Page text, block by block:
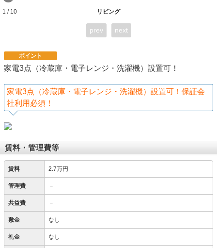
リビング
1 / 10
prev next
ポイント
家電3点（冷蔵庫・電子レンジ・洗濯機）設置可！
家電3点（冷蔵庫・電子レンジ・洗濯機）設置可！保証会
社利用必須！
賃料・管理費等
賃料 2.7万円
管理費 －
共益費 －
敷金 なし
礼金 なし